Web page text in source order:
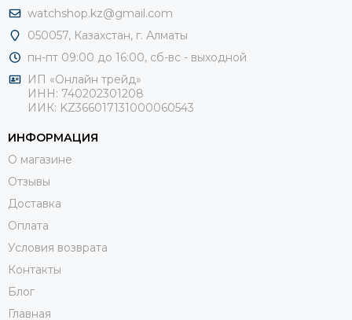
watchshop.kz@gmail.com
050057, Казахстан, г. Алматы
пн-пт 09:00 до 16:00, сб-вс - выходной
ИП «Онлайн трейд»
ИНН: 740202301208
ИИК: KZ366017131000060543
ИНФОРМАЦИЯ
О магазине
Отзывы
Доставка
Оплата
Условия возврата
Контакты
Блог
Главная